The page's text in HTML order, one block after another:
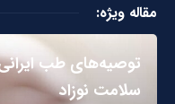
مقاله ویژه:
توصیه‌های طب
سلامت نوزاد